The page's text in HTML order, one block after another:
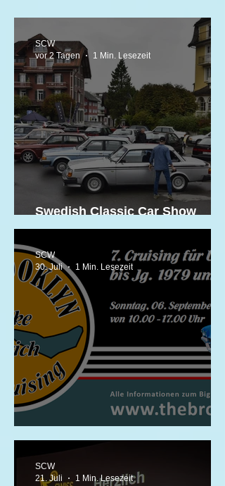
Swedish Classic Car Show
«HEJA SVERIGE»
SCW
vor 2 Tagen
1 Min. Lesezeit
Big Cruising Lake Zurich 2026
SCW
30. Juli
1 Min. Lesezeit
SCW
21. Juli
1 Min. Lesezeit